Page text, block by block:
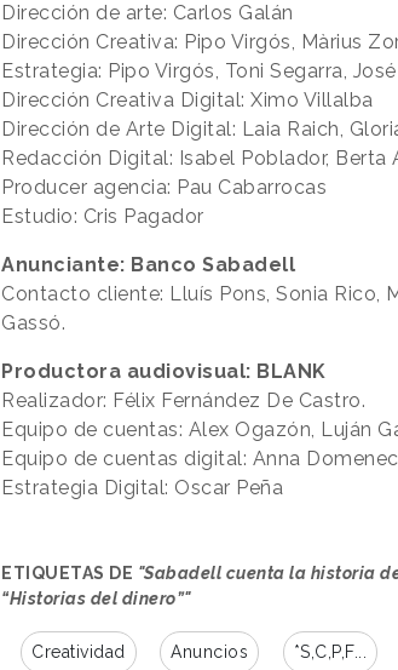
Dirección de arte: Carlos Galán
Dirección Creativa: Pipo Virgós, Màrius
Estrategia: Pipo Virgós, Toni Segarra, José
Dirección Creativa Digital: Ximo Villalba
Dirección de Arte Digital: Laia Raich,
Redacción Digital: Isabel Poblador, Berta
Producer agencia: Pau Cabarrocas
Estudio: Cris Pagador
Anunciante: Banco Sabadell
Contacto cliente: Lluís Pons, Sonia Rico,
Gassó.
Productora audiovisual: BLANK
Realizador: Félix Fernández De Castro.
Equipo de cuentas: Alex Ogazón, Luján
Equipo de cuentas digital: Anna
Estrategia Digital: Oscar Peña
ETIQUETAS DE "Sabadell cuenta la historia
“Historias del dinero”"
Creatividad Anuncios *S,C,P,F...